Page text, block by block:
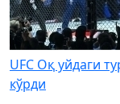
UFC Оқ уйдаги
кўрди